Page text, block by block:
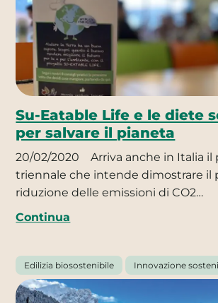
Su-Eatable Life e le diete
per salvare il pianeta
20/02/2020
Arriva anche in Italia
triennale che intende dimostrare il
riduzione delle emissioni di CO2…
Continua
Edilizia biosostenibile Innovazione